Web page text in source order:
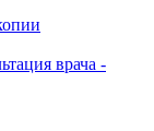
врача -